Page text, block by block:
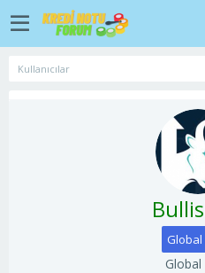
Kullanıcılar
Global